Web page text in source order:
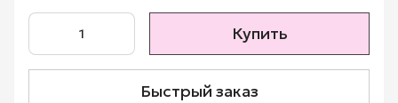
Купить
Быстрый заказ